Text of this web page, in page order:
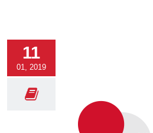
11
01, 2019